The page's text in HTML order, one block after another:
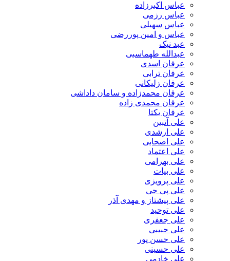
عباس اکبرزاده
عباس رزمی
عباس سهیلی
عباس و امین پوررضی
عبد نیک
عبدالله طهماسبی‎
عرفان اسدی
عرفان ترابی
عرفان زلیکانی
عرفان محمدزاده و سامان داداشی
عرفان محمدی زاده
عرفان یکتا
علی آتبین
علی ارشدی
علی اصحابی
علی اعتماد
علی بهرامی
علی بیات
علی پرویزی
علی پی جی
علی پیشتاز و مهدی آذر
علی توحید
علی جعفری
علی حبیبی
علی حسن پور
علی حسینی
علی خادمی